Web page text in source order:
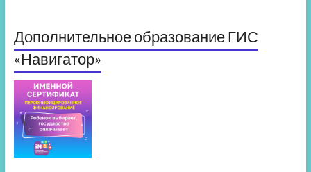
Дополнительное образование ГИС
«Навигатор»